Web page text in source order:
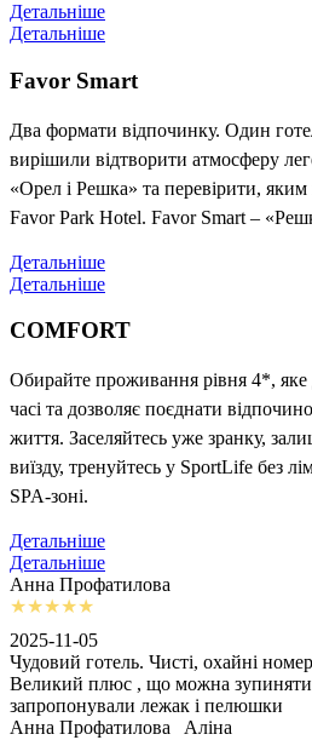
Детальніше
Детальніше
Favor Smart
Два формати відпочинку. Один
вирішили відтворити атмосферу
«Орел і Решка» та перевірити,
Favor Park Hotel. Favor Smart –
Детальніше
Детальніше
COMFORT
Обирайте проживання рівня 4*, яке
часі та дозволяє поєднати
життя. Заселяйтесь уже зранку,
виїзду, тренуйтесь у SportLife без
SPA-зоні.
Детальніше
Детальніше
Анна Профатилова
2025-11-05
Чудовий готель. Чисті, охайні
Великий плюс , що можна
запропонували лежак і пелюшки
Анна Профатилова
Аліна